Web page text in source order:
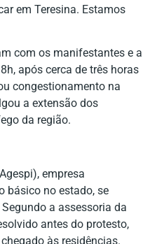
em Teresina. Estamos
com os manifestantes e a
após cerca de três horas
congestionamento na
a extensão dos
da região.
empresa
básico no estado, se
a assessoria da
antes do protesto,
às residências.